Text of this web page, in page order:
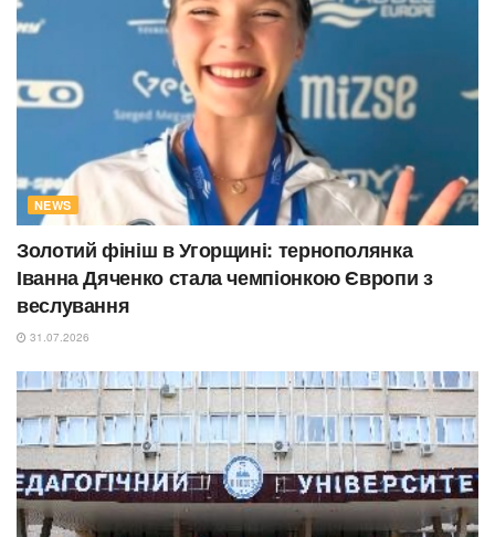
NEWS
Золотий фініш в Угорщині: тернополянка
Іванна Дяченко стала чемпіонкою Європи з
веслування
31.07.2026